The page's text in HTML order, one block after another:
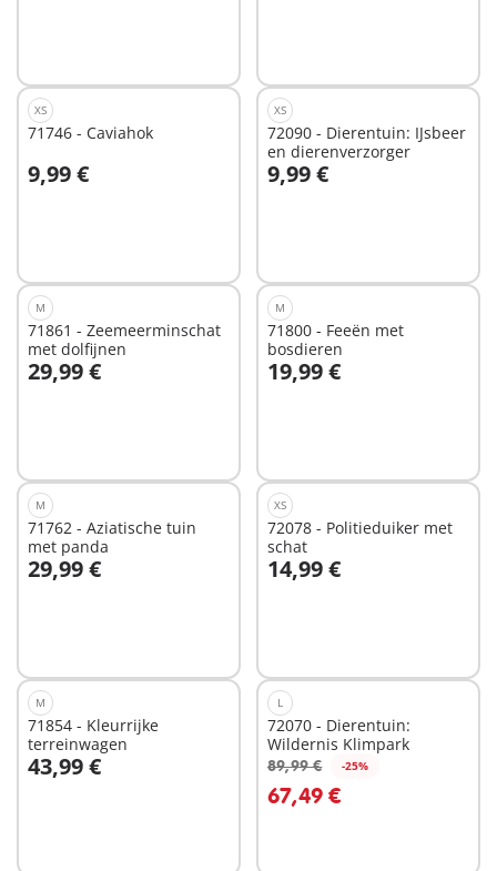
XS
71746 - Caviahok
9,99 €
In winkelwagen
XS
72090 - Dierentuin: IJsbeer
en dierenverzorger
9,99 €
In winkelwagen
M
71861 - Zeemeerminschat
met dolfijnen
29,99 €
In winkelwagen
M
71800 - Feeën met
bosdieren
19,99 €
In winkelwagen
M
71762 - Aziatische tuin
met panda
29,99 €
In winkelwagen
XS
72078 - Politieduiker met
schat
14,99 €
In winkelwagen
M
71854 - Kleurrijke
terreinwagen
43,99 €
In winkelwagen
L
72070 - Dierentuin:
Wildernis Klimpark
89,99 € -25%
67,49 €